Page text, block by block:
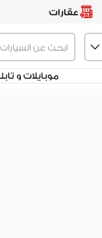
عقارات
موبايلات و